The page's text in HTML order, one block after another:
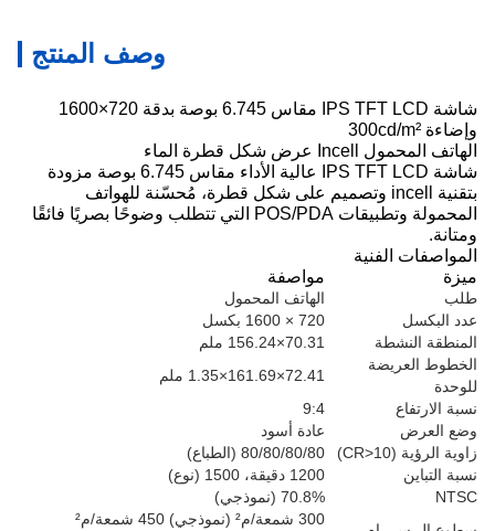
وصف المنتج
شاشة IPS TFT LCD مقاس 6.745 بوصة بدقة 720×1600
وإضاءة 300cd/m²
الهاتف المحمول Incell عرض شكل قطرة الماء
شاشة IPS TFT LCD عالية الأداء مقاس 6.745 بوصة مزودة
بتقنية incell وتصميم على شكل قطرة، مُحسّنة للهواتف
المحمولة وتطبيقات POS/PDA التي تتطلب وضوحًا بصريًا فائقًا
ومتانة.
المواصفات الفنية
ميزة
مواصفة
طلب
الهاتف المحمول
عدد البكسل
720 × 1600 بكسل
المنطقة النشطة
70.31×156.24 ملم
الخطوط العريضة
للوحدة
72.41×161.69×1.35 ملم
نسبة الارتفاع
9:4
وضع العرض
عادة أسود
زاوية الرؤية (CR>10)
80/80/80/80 (الطباع)
نسبة التباين
1200 دقيقة، 1500 (نوع)
NTSC
70.8% (نموذجي)
300 شمعة/م² (نموذجي) 450 شمعة/م²